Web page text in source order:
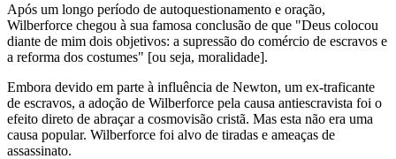
Após um longo período de autoquestionamento e oração,
Wilberforce chegou à sua famosa conclusão de que "Deus colocou
diante de mim dois objetivos: a supressão do comércio de escravos e
a reforma dos costumes" [ou seja, moralidade].
Embora devido em parte à influência de Newton, um ex-traficante
de escravos, a adoção de Wilberforce pela causa antiescravista foi o
efeito direto de abraçar a cosmovisão cristã. Mas esta não era uma
causa popular. Wilberforce foi alvo de tiradas e ameaças de
assassinato.